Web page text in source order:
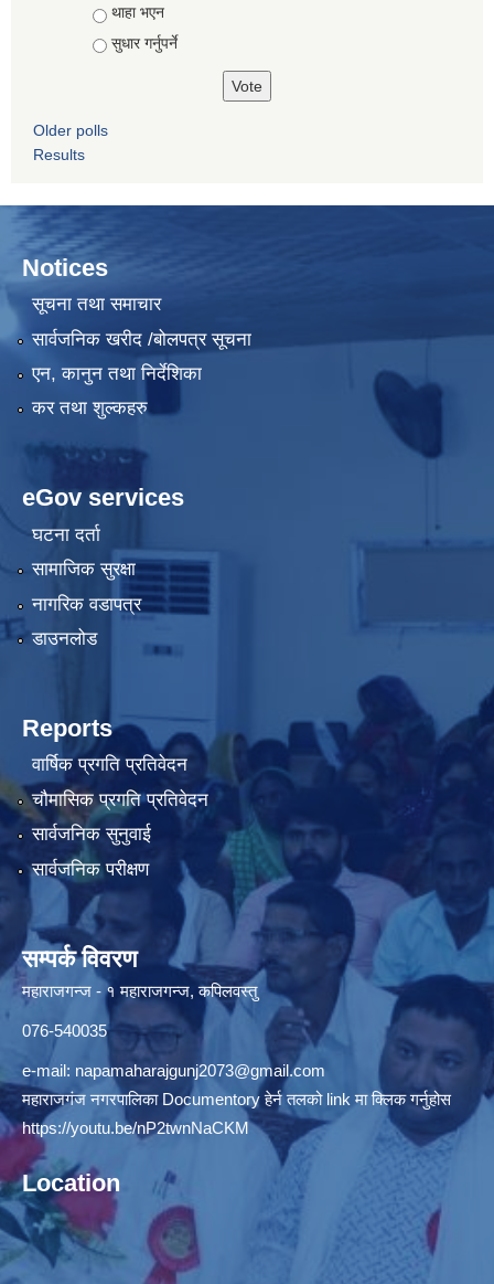
थाहा भएन
सुधार गर्नुपर्ने
Older polls
Results
Notices
सूचना तथा समाचार
सार्वजनिक खरीद /बोलपत्र सूचना
एन, कानुन तथा निर्देशिका
कर तथा शुल्कहरु
eGov services
घटना दर्ता
सामाजिक सुरक्षा
नागरिक वडापत्र
डाउनलोड
Reports
वार्षिक प्रगति प्रतिवेदन
चौमासिक प्रगति प्रतिवेदन
सार्वजनिक सुनुवाई
सार्वजनिक परीक्षण
सम्पर्क विवरण
महाराजगन्ज - १ महाराजगन्ज, कपिलवस्तु
076-540035
e-mail: napamaharajgunj2073@gmail.com
महाराजगंज नगरपालिका Documentory हेर्न तलको link मा क्लिक गर्नुहोस
https://youtu.be/nP2twnNaCKM
Location